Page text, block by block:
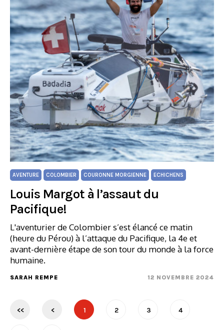
AVENTURE COLOMBIER COURONNE MORGIENNE ECHICHENS
Louis Margot à l’assaut du
Pacifique!
L'aventurier de Colombier s’est élancé ce matin
(heure du Pérou) à l’attaque du Pacifique, la 4e et
avant-dernière étape de son tour du monde à la force
humaine.
SARAH REMPE 12 NOVEMBRE 2024
<< < 1 2 3 4